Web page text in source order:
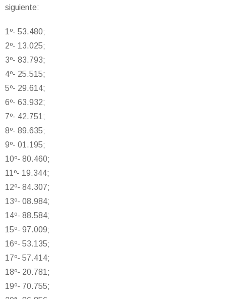
siguiente:
1º- 53.480;
2º- 13.025;
3º- 83.793;
4º- 25.515;
5º- 29.614;
6º- 63.932;
7º- 42.751;
8º- 89.635;
9º- 01.195;
10º- 80.460;
11º- 19.344;
12º- 84.307;
13º- 08.984;
14º- 88.584;
15º- 97.009;
16º- 53.135;
17º- 57.414;
18º- 20.781;
19º- 70.755;